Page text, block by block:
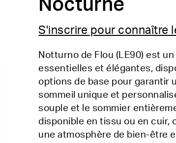
Nocturne
S'inscrire pour connaître
Notturno de Flou (LE90) est
essentielles et élégantes,
options de base pour garantir
sommeil unique et
souple et le sommier
disponible en tissu ou en cuir,
une atmosphère de bien-être